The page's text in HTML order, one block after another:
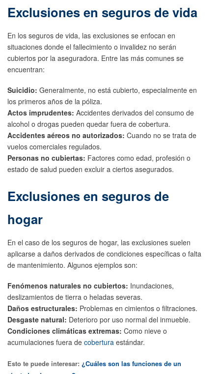
Exclusiones en seguros de vida
En los seguros de vida, las exclusiones se enfocan en
situaciones donde el fallecimiento o invalidez no serán
cubiertos por la aseguradora. Entre las más comunes se
encuentran:
Suicidio: Generalmente, no está cubierto, especialmente en
los primeros años de la póliza.
Actos imprudentes: Accidentes derivados del consumo de
alcohol o drogas pueden quedar fuera de cobertura.
Accidentes aéreos no autorizados: Cuando no se trata de
vuelos comerciales regulados.
Personas no cubiertas: Factores como edad, profesión o
estado de salud pueden excluir a ciertos asegurados.
Exclusiones en seguros de
hogar
En el caso de los seguros de hogar, las exclusiones suelen
aplicarse a daños derivados de condiciones específicas o falta
de mantenimiento. Algunos ejemplos son:
Fenómenos naturales no cubiertos: Inundaciones,
deslizamientos de tierra o heladas severas.
Daños estructurales: Problemas en cimientos o filtraciones.
Desgaste natural: Deterioro por uso normal del inmueble.
Condiciones climáticas extremas: Como nieve o
acumulaciones fuera de cobertura estándar.
Esto te puede interesar: ¿Cuáles son las funciones de un